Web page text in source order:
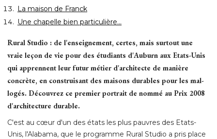
La maison de Franck
Une chapelle bien particulière...
Rural Studio : de l'enseignement, certes, mais surtout une
vraie leçon de vie pour des étudiants d'Auburn aux Etats-Unis
qui apprennent leur futur métier d'architecte de manière
concrète, en construisant des maisons durables pour les mal-
logés. Découvrez ce premier portrait de nommé au Prix 2008
d'architecture durable.
C'est au cœur d'un des états les plus pauvres des Etats-
Unis, l'Alabama, que le programme Rural Studio a pris place